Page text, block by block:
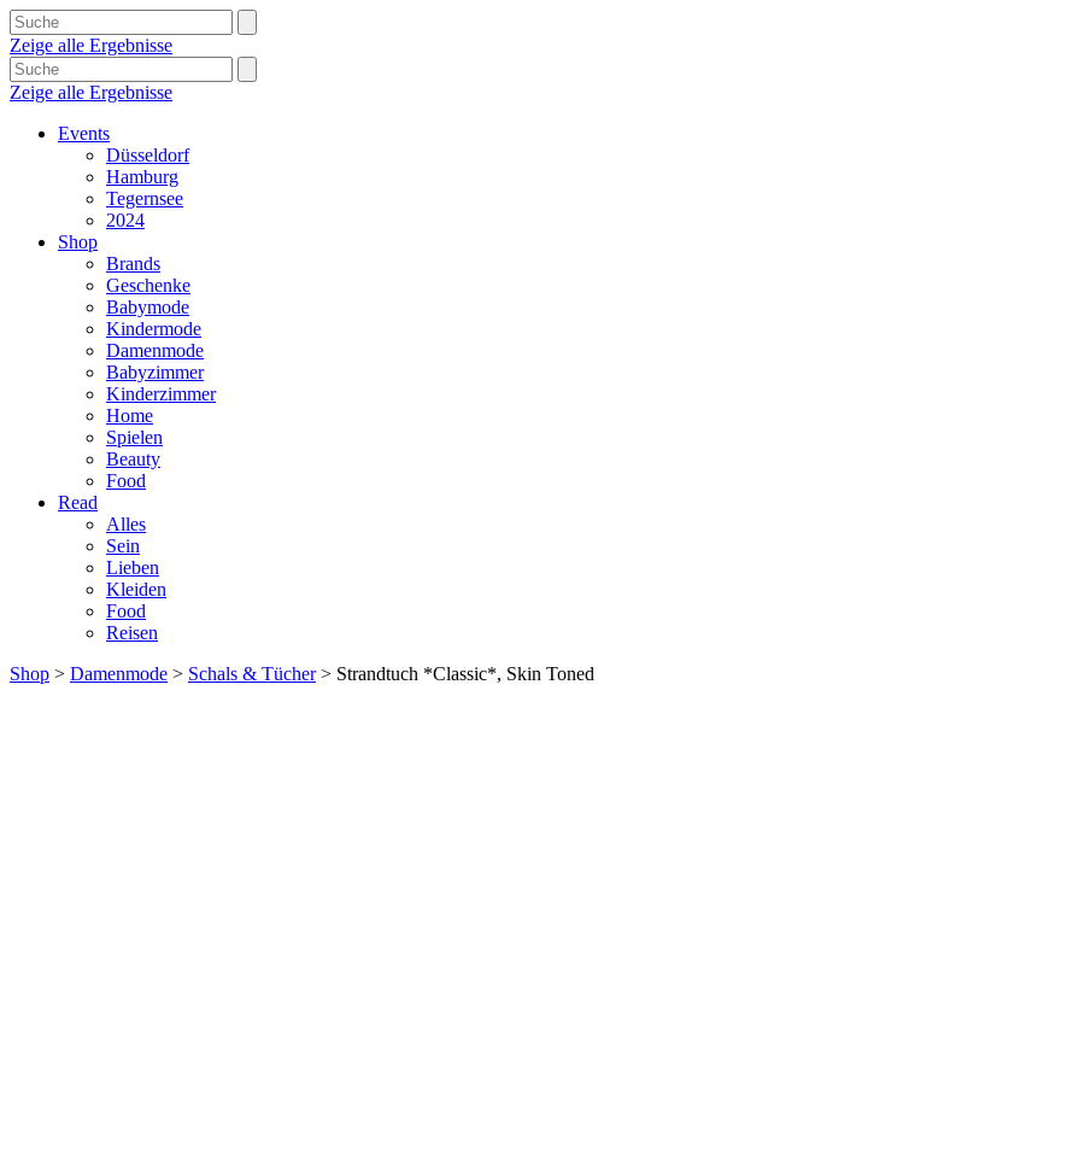
Zeige alle Ergebnisse
Zeige alle Ergebnisse
Events
Düsseldorf
Hamburg
Tegernsee
2024
Shop
Brands
Geschenke
Babymode
Kindermode
Damenmode
Babyzimmer
Kinderzimmer
Home
Spielen
Beauty
Food
Read
Alles
Sein
Lieben
Kleiden
Food
Reisen
Shop > Damenmode > Schals & Tücher> Strandtuch *Classic*, Skin Toned